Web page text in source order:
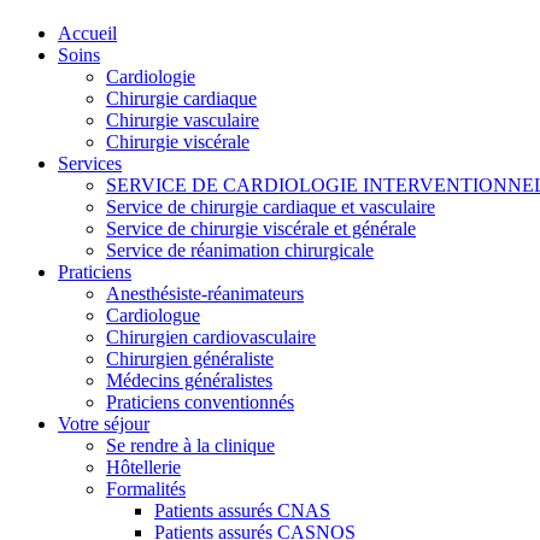
Accueil
Soins
Cardiologie
Chirurgie cardiaque
Chirurgie vasculaire
Chirurgie viscérale
Services
SERVICE DE CARDIOLOGIE
Service de chirurgie cardiaque et vasculaire
Service de chirurgie viscérale et générale
Service de réanimation chirurgicale
Praticiens
Anesthésiste-réanimateurs
Cardiologue
Chirurgien cardiovasculaire
Chirurgien généraliste
Médecins généralistes
Praticiens conventionnés
Votre séjour
Se rendre à la clinique
Hôtellerie
Formalités
Patients assurés CNAS
Patients assurés CASNOS